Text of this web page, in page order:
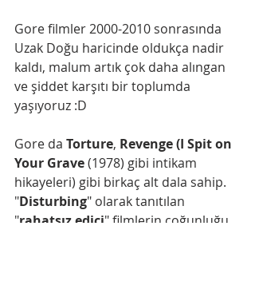
Gore filmler 2000-2010 sonrasında
Uzak Doğu haricinde oldukça nadir
kaldı, malum artık çok daha alıngan
ve şiddet karşıtı bir toplumda
yaşıyoruz :D
Gore da Torture, Revenge (I Spit on
Your Grave (1978) gibi intikam
hikayeleri) gibi birkaç alt dala sahip.
"Disturbing" olarak tanıtılan
"rahatsız edici" filmlerin çoğunluğu